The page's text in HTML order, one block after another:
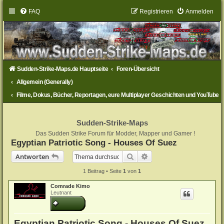
FAQ Anmelden
Registrieren
Sudden-Strike-Maps.de Hauptseite
Foren-Übersicht
Allgemein (Generally)
Filme, Dokus, Bücher, Reportagen, eure Multiplayer Geschichten und YouTube
Sudden-Strike-Maps
Das Sudden Strike Forum für Modder, Mapper und Gamer !
Egyptian Patriotic Song - Houses Of Suez
Antworten
Suche
1 Beitrag • Seite 1 von 1
Comrade Kimo
Leutnant